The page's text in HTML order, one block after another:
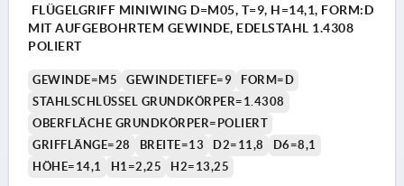
FLÜGELGRIFF MINIWING D=M05, T=9, H=14,1, FORM:D
MIT AUFGEBOHRTEM GEWINDE, EDELSTAHL 1.4308
POLIERT
GEWINDE=M5 GEWINDETIEFE=9
FORM=D
STAHLSCHLÜSSEL GRUNDKÖRPER=1.4308
OBERFLÄCHE GRUNDKÖRPER=POLIERT
GRIFFLÄNGE=28
BREITE=13 D2=11,8
D6=8,1
HÖHE=14,1
H1=2,25 H2=13,25